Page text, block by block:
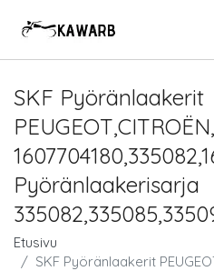
SKF Pyöränlaakerit
Pyöränlaakerisarja
Etusivu
SKF Pyöränlaakerit